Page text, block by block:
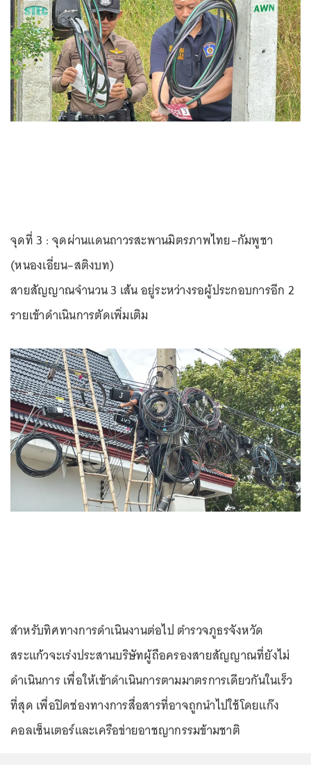
จุดที่ 3 : จุดผ่านแดนถาวรสะพานมิตรภาพไทย–กัมพูชา
(หนองเอี่ยน–สติงบท)
สายสัญญาณจำนวน 3 เส้น อยู่ระหว่างรอผู้ประกอบการอีก 2
รายเข้าดำเนินการตัดเพิ่มเติม
สำหรับทิศทางการดำเนินงานต่อไป ตำรวจภูธรจังหวัด
สระแก้วจะเร่งประสานบริษัทผู้ถือครองสายสัญญาณที่ยังไม่
ดำเนินการ เพื่อให้เข้าดำเนินการตามมาตรการเดียวกันในเร็ว
ที่สุด เพื่อปิดช่องทางการสื่อสารที่อาจถูกนำไปใช้โดยแก๊ง
คอลเซ็นเตอร์และเครือข่ายอาชญากรรมข้ามชาติ